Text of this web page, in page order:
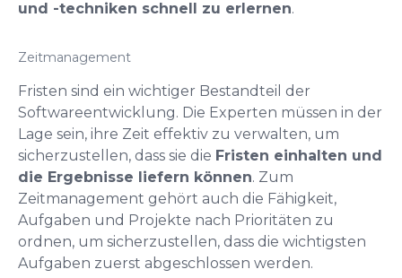
und -techniken schnell zu erlernen.
Zeitmanagement
Fristen sind ein wichtiger Bestandteil der
Softwareentwicklung. Die Experten müssen in der
Lage sein, ihre Zeit effektiv zu verwalten, um
sicherzustellen, dass sie die Fristen einhalten und
die Ergebnisse liefern können. Zum
Zeitmanagement gehört auch die Fähigkeit,
Aufgaben und Projekte nach Prioritäten zu
ordnen, um sicherzustellen, dass die wichtigsten
Aufgaben zuerst abgeschlossen werden.